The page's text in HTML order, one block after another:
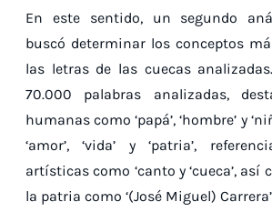
En este sentido, un segundo
buscó determinar los conceptos
las letras de las cuecas
70.000 palabras analizadas,
humanas como ‘papá’, ‘hombre’ y
‘amor’, ‘vida’ y ‘patria’,
artísticas como ‘canto y ‘cueca’, así
la patria como ‘(José Miguel) Carrera’